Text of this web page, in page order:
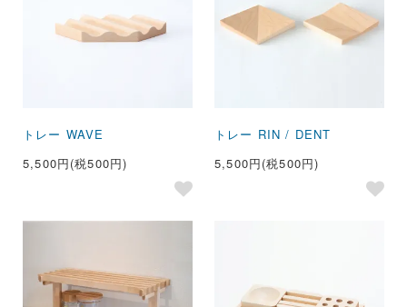
トレー WAVE
5,500円(税500円)
トレー RIN / DENT
5,500円(税500円)